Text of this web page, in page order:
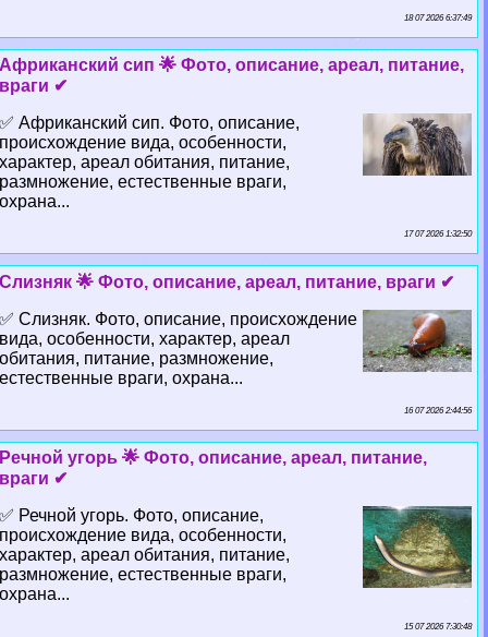
18 07 2026 6:37:49
Африканский сип 🌟 Фото, описание, ареал, питание,
враги ✔
✅ Африканский сип. Фото, описание,
происхождение вида, особенности,
хаpaктер, ареал обитания, питание,
размножение, естественные враги,
охрана...
17 07 2026 1:32:50
Слизняк 🌟 Фото, описание, ареал, питание, враги ✔
✅ Слизняк. Фото, описание, происхождение
вида, особенности, хаpaктер, ареал
обитания, питание, размножение,
естественные враги, охрана...
16 07 2026 2:44:56
Речной угорь 🌟 Фото, описание, ареал, питание,
враги ✔
✅ Речной угорь. Фото, описание,
происхождение вида, особенности,
хаpaктер, ареал обитания, питание,
размножение, естественные враги,
охрана...
15 07 2026 7:30:48